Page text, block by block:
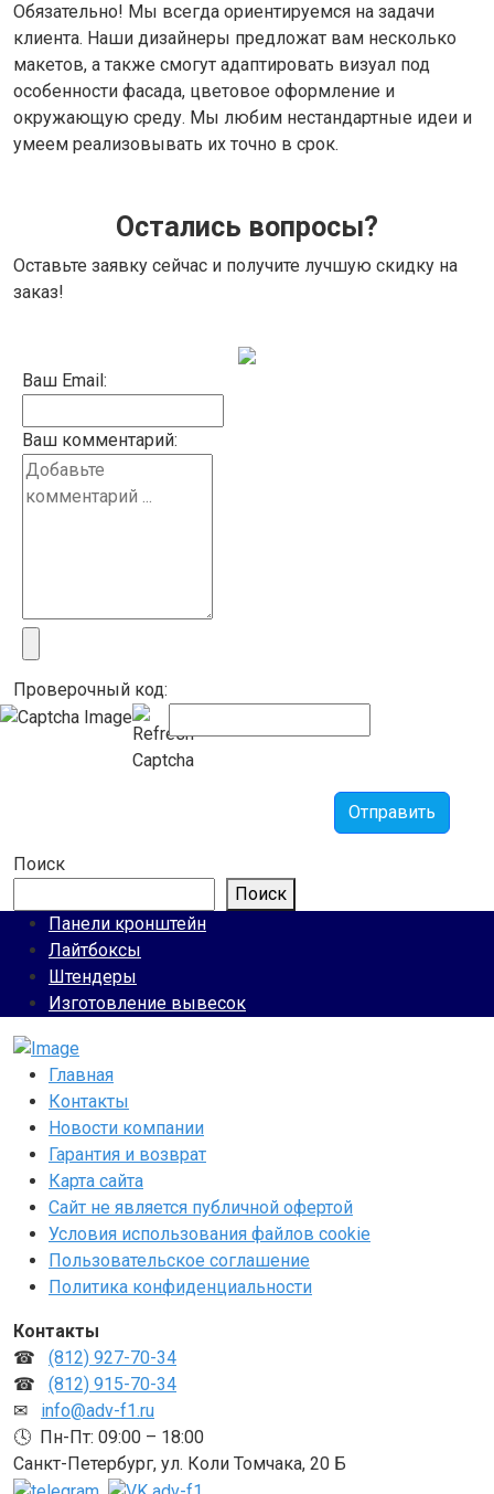
Обязательно! Мы всегда ориентируемся на задачи
клиента. Наши дизайнеры предложат вам несколько
макетов, а также смогут адаптировать визуал под
особенности фасада, цветовое оформление и
окружающую среду. Мы любим нестандартные идеи и
умеем реализовывать их точно в срок.
Остались вопросы?
Оставьте заявку сейчас и получите лучшую скидку на
заказ!
Ваш Email:
Ваш комментарий:
Проверочный код:
Отправить
Поиск
Поиск
Панели кронштейн
Лайтбоксы
Штендеры
Изготовление вывесок
Главная
Контакты
Новости компании
Гарантия и возврат
Карта сайта
Сайт не является публичной офертой
Условия использования файлов cookie
Пользовательское соглашение
Политика конфиденциальности
Контакты
☎ (812) 927-70-34
☎ (812) 915-70-34
✉ info@adv-f1.ru
🕓 Пн-Пт: 09:00 – 18:00
Санкт-Петербург, ул. Коли Томчака, 20 Б